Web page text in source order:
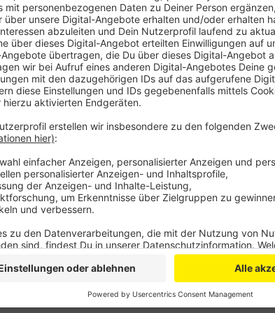
Er versprach, das Geld per
die Polizei mit Fotos nach dem Täter.
– dort laufen aktuell mehrere Ermittlungen
Anzeige
Anzeige
©POL Bonn